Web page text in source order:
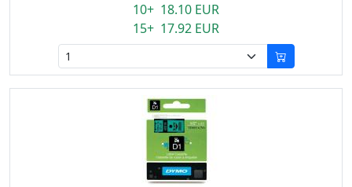
10+ 18.10 EUR
15+ 17.92 EUR